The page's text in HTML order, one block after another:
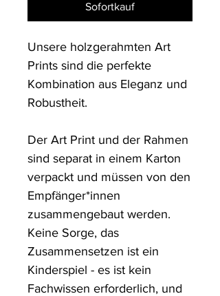
Sofortkauf
Unsere holzgerahmten Art
Prints sind die perfekte
Kombination aus Eleganz und
Robustheit.
Der Art Print und der Rahmen
sind separat in einem Karton
verpackt und müssen von den
Empfänger*innen
zusammengebaut werden.
Keine Sorge, das
Zusammensetzen ist ein
Kinderspiel - es ist kein
Fachwissen erforderlich, und